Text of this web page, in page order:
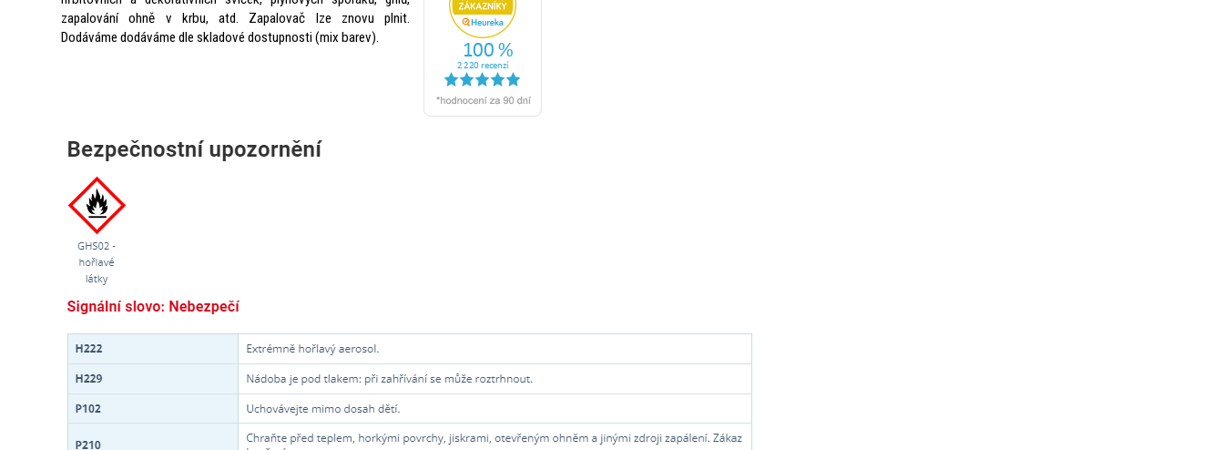
zapalování ohně v krbu, atd. Zapalovač lze znovu plnit.
Dodáváme dodáváme dle skladové dostupnosti (mix barev).